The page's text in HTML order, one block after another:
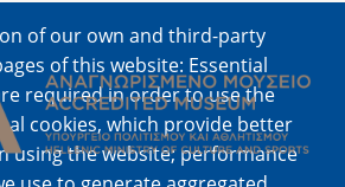
of our own and third-party
of this website: Essential
required in order to use the
cookies, which provide better
using the website; performance